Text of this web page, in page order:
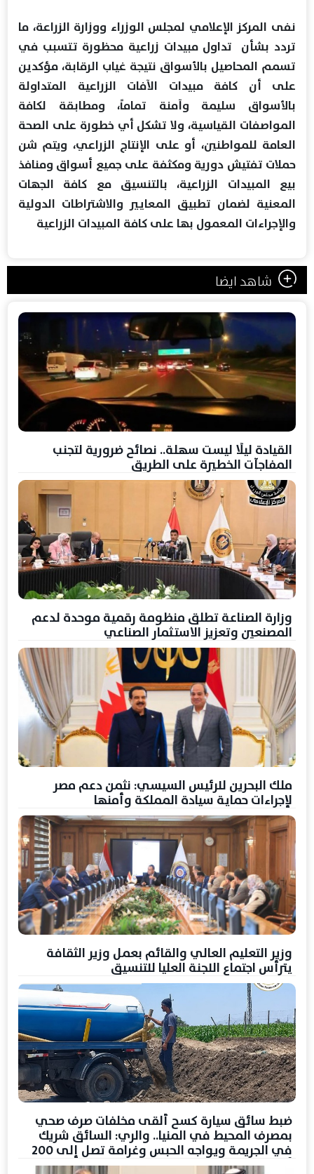
نفى المركز الإعلامي لمجلس الوزراء ووزارة الزراعة، ما
تردد بشأن تداول مبيدات زراعية محظورة تتسبب في
تسمم المحاصيل بالأسواق نتيجة غياب الرقابة، مؤكدين
على أن كافة مبيدات الآفات الزراعية المتداولة
بالأسواق سليمة وآمنة تماماً، ومطابقة لكافة
المواصفات القياسية، ولا تشكل أي خطورة على الصحة
العامة للمواطنين، أو على الإنتاج الزراعي، ويتم شن
حملات تفتيش دورية ومكثفة على جميع أسواق ومنافذ
بيع المبيدات الزراعية، بالتنسيق مع كافة الجهات
المعنية لضمان تطبيق المعايير والاشتراطات الدولية
والإجراءات المعمول بها على كافة المبيدات الزراعية
شاهد ايضا
القيادة ليلًا ليست سهلة.. نصائح ضرورية لتجنب
المفاجآت الخطيرة على الطريق
وزارة الصناعة تطلق منظومة رقمية موحدة لدعم
المصنعين وتعزيز الاستثمار الصناعي
ملك البحرين للرئيس السيسي: نثمن دعم مصر
لإجراءات حماية سيادة المملكة وأمنها
وزير التعليم العالي والقائم بعمل وزير الثقافة
يترأس اجتماع اللجنة العليا للتنسيق
ضبط سائق سيارة كسح ألقى مخلفات صرف صحي
بمصرف المحيط في المنيا.. والري: السائق شريك
في الجريمة ويواجه الحبس وغرامة تصل إلى 200
ألف جنيه